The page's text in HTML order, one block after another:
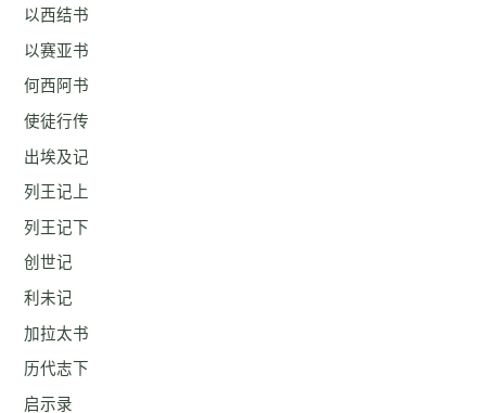
以西结书
以赛亚书
何西阿书
使徒行传
出埃及记
列王记上
列王记下
创世记
利未记
加拉太书
历代志下
启示录